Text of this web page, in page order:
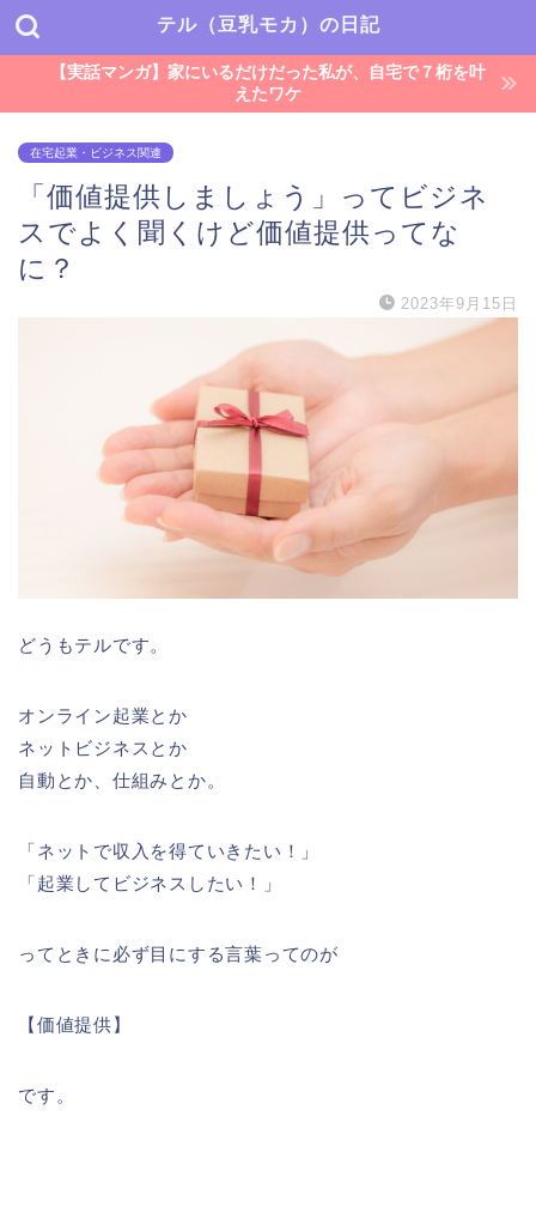
テル（豆乳モカ）の日記
【実話マンガ】家にいるだけだった私が、自宅で７桁を叶
えたワケ
在宅起業・ビジネス関連
「価値提供しましょう」ってビジネ
スでよく聞くけど価値提供ってな
に？
2023年9月15日
どうもテルです。
オンライン起業とか
ネットビジネスとか
自動とか、仕組みとか。
「ネットで収入を得ていきたい！」
「起業してビジネスしたい！」
ってときに必ず目にする言葉ってのが
【価値提供】
です。